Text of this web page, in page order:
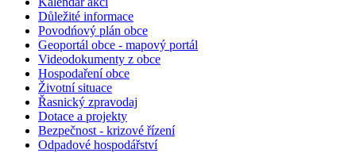
Důležité informace
Povodńový plán obce
Geoportál obce - mapový portál
Videodokumenty z obce
Hospodaření obce
Životní situace
Řasnický zpravodaj
Dotace a projekty
Bezpečnost - krizové řízení
Odpadové hospodářství